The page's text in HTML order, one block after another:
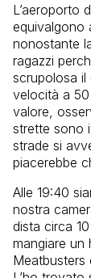
L’aeroporto
equivalgono
nonostante
ragazzi
scrupolosa il
velocità a
valore,
strette sono
strade si
piacerebbe
Alle 19:40
nostra
dista circa
mangiare un
Meatbusters